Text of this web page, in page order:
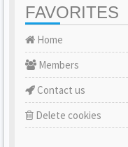
FAVORITES
Home
Members
Contact us
Delete cookies